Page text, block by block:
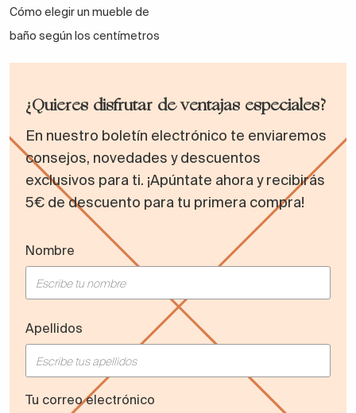
Cómo elegir un mueble de
baño según los centímetros
¿Quieres disfrutar de ventajas especiales?
En nuestro boletín electrónico te enviaremos
consejos, novedades y descuentos
exclusivos para ti. ¡Apúntate ahora y recibirás
5€ de descuento para tu primera compra!
Nombre
Apellidos
Tu correo electrónico